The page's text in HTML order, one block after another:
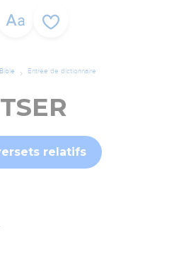
Entrée de dictionnaire
relatifs